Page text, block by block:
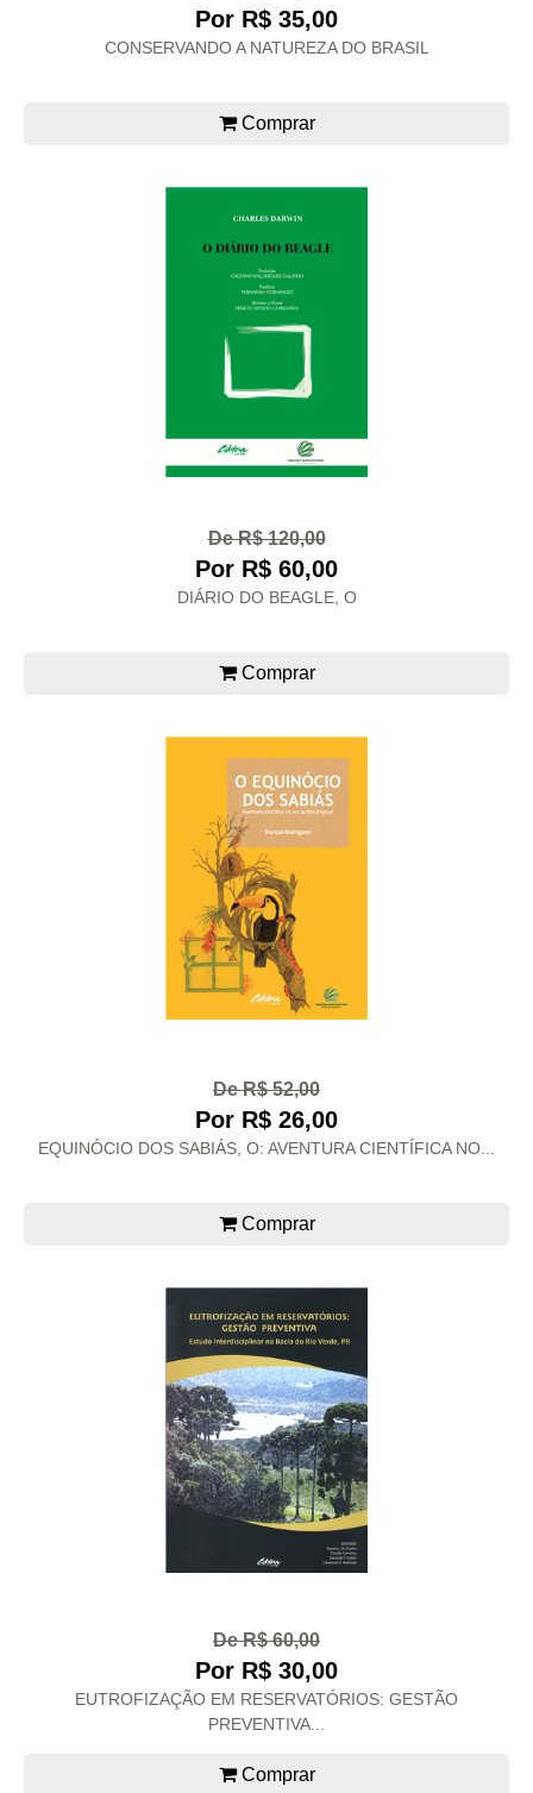
Por R$ 35,00
CONSERVANDO A NATUREZA DO BRASIL
Comprar
De R$ 120,00
Por R$ 60,00
DIÁRIO DO BEAGLE, O
Comprar
De R$ 52,00
Por R$ 26,00
EQUINÓCIO DOS SABIÁS, O: AVENTURA CIENTÍFICA NO...
Comprar
De R$ 60,00
Por R$ 30,00
EUTROFIZAÇÃO EM RESERVATÓRIOS: GESTÃO
PREVENTIVA...
Comprar